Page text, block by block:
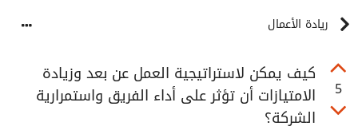
ريادة الأعمال
5
كيف يمكن لاستراتيجية العمل عن بعد وزيادة
الامتيازات أن تؤثر على أداء الفريق واستمرارية
الشركة؟